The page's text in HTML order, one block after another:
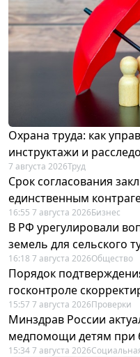
Охрана труда: как
инструктажи и
7 августа 2026Труд
Срок согласования
единственным
16:55 7 августа 2026Бизнес
В РФ урегулировали
земель для сельского
16:18 7 августа 2026Общество
Порядок
госконтроле
15:57 7 августа 2026Проверки
Минздрав России
медпомощи детям при
15:34 7 августа 2026